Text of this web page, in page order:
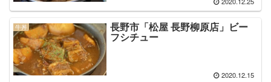
牛丼 長野市「松屋 長野柳原店」ビー
フシチュー
2020.12.15